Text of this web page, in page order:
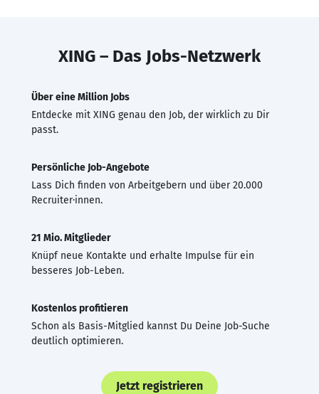
XING – Das Jobs-Netzwerk
Über eine Million Jobs
Entdecke mit XING genau den Job, der wirklich zu Dir
passt.
Persönliche Job-Angebote
Lass Dich finden von Arbeitgebern und über 20.000
Recruiter·innen.
21 Mio. Mitglieder
Knüpf neue Kontakte und erhalte Impulse für ein
besseres Job-Leben.
Kostenlos profitieren
Schon als Basis-Mitglied kannst Du Deine Job-Suche
deutlich optimieren.
Jetzt registrieren